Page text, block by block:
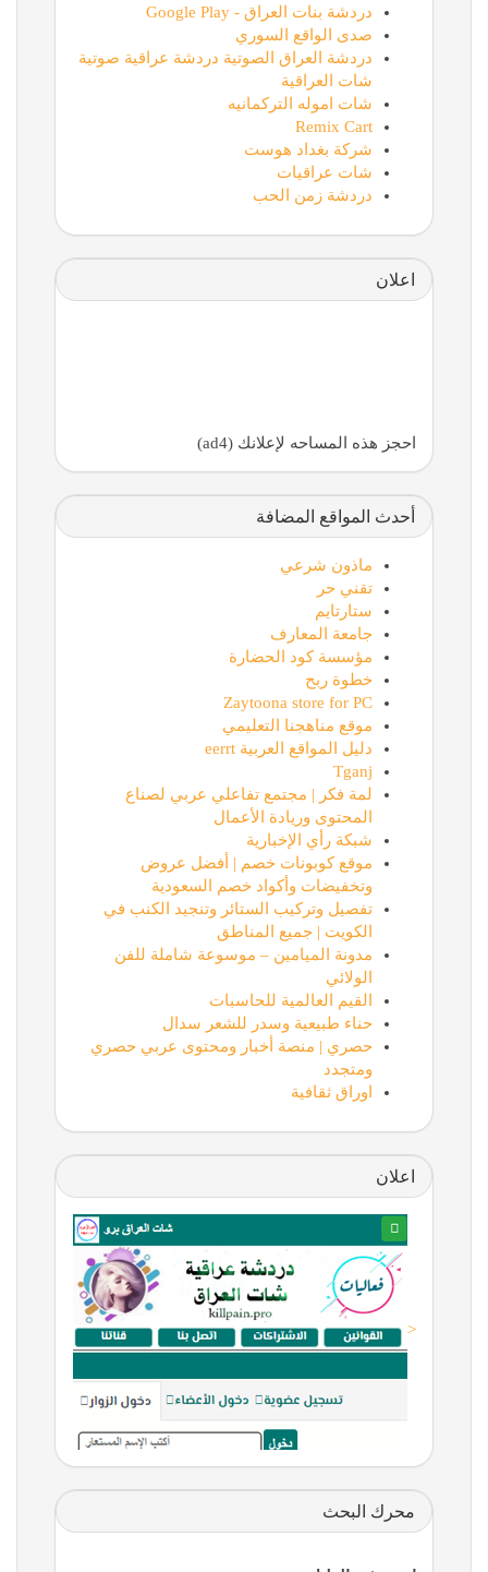
دردشة بنات العراق - Google Play
صدى الواقع السوري
دردشة العراق الصوتية دردشة عراقية صوتية
شات العراقية
شات اموله التركمانيه
Remix Cart
شركة بغداد هوست
شات عراقيات
دردشة زمن الحب
اعلان
احجز هذه المساحه لإعلانك (ad4)
أحدث المواقع المضافة
ماذون شرعي
تقني حر
ستارتايم
جامعة المعارف
مؤسسة كود الحضارة
خطوة ربح
Zaytoona store for PC
موقع مناهجنا التعليمي
دليل المواقع العربية eerrt
Tganj
لمة فكر | مجتمع تفاعلي عربي لصناع
المحتوى وريادة الأعمال
شبكة رأي الإخبارية
موقع كوبونات خصم | أفضل عروض
وتخفيضات وأكواد خصم السعودية
تفصيل وتركيب الستائر وتنجيد الكنب في
الكويت | جميع المناطق
مدونة الميامين – موسوعة شاملة للفن
الولائي
القيم العالمية للحاسبات
حناء طبيعية وسدر للشعر سدال
حصري | منصة أخبار ومحتوى عربي حصري
ومتجدد
اوراق ثقافية
اعلان
<
محرك البحث